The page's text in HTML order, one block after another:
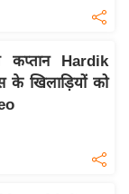
कप्तान Hardik
के खिलाड़ियों को